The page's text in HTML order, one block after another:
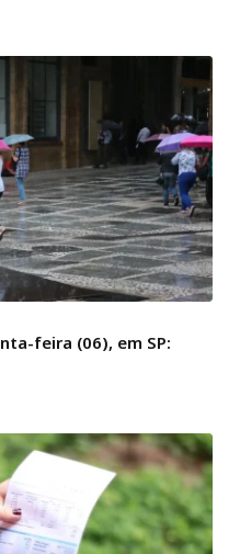
feira (06), em SP: